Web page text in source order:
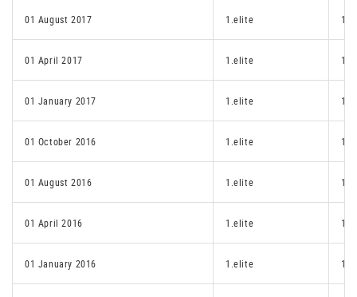
01 August 2017 1.elite
01 April 2017 1.elite
01 January 2017 1.elite
01 October 2016 1.elite
01 August 2016 1.elite
01 April 2016 1.elite
01 January 2016 1.elite